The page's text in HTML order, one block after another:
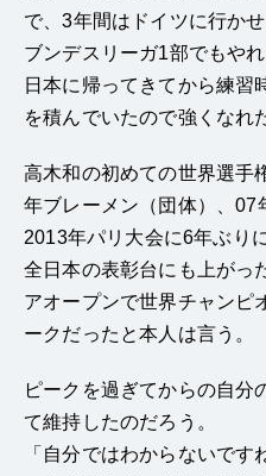
で、3年間はドイツに行か
ブンデスリーガ1部でもや
日本に帰ってきてから練習
を積んでいたので強くなれ
高木和の初めての世界選手
年ブレーメン（団体）、07
2013年パリ大会に6年ぶり
全日本の表彰台にも上がっ
アオープンで世界チャンピ
ークだったと本人は言う。
ピークを過ぎてからの自分
て維持したのだろう。
「自分ではわからないで